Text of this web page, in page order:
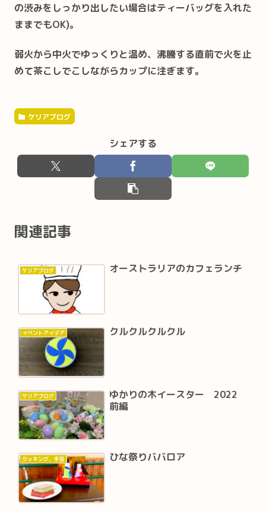
の渋みをしっかり出したい場合はティーバッグを入れた
ままでもOK)。
弱火から中火でゆっくりと温め、沸騰する直前で火を止
めて茶こしでこしながらカップに注ぎます。
ケリアブログ
シェアする
関連記事
ケリアブログ オーストラリアのカフェランチ
イベントアイデア クルクルクルクル
ケリアブログ
ゆかりの木イースター 2022
前編
クッキング、手芸 ひな祭りババロア